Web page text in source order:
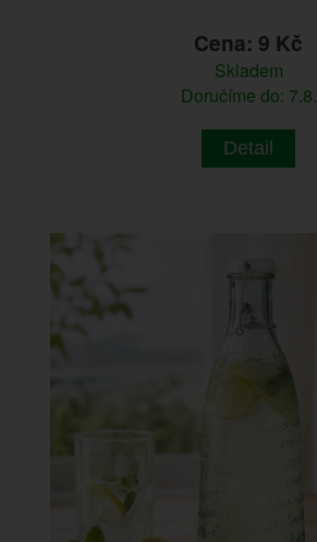
Cena: 9 Kč
Skladem
Doručíme do: 7.8.
Detail